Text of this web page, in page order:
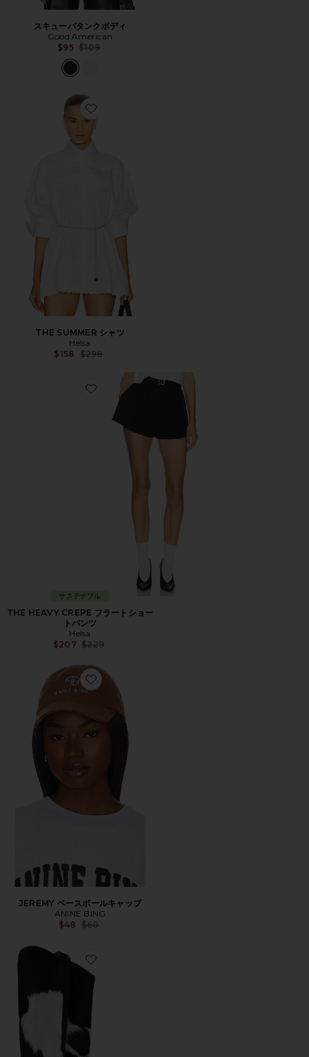
スキューバタンクボディ
Good American
$95 Previous price:
$109
Favorite THE SUMMER シャツ
THE SUMMER シャツ
Helsa
$158 Previous price:
$298
Favorite THE HEAVY CREPE フラートショートパンツ
サステナブル
THE HEAVY CREPE フラートショー
トパンツ
Helsa
$207 Previous price:
$229
Favorite JEREMY ベースボールキャップ
JEREMY ベースボールキャップ
ANINE BING
$48 Previous price:
$60
Favorite ヒールブーツ